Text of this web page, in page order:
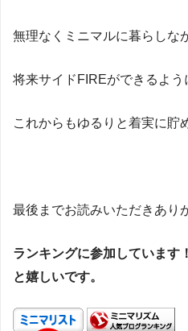
無理なくミニマルに暮らしな
将来サイドFIREができるよう
これからもゆるりと着実に貯
最後までお読みいただきあり
ランキングに参加しています
と嬉しいです。